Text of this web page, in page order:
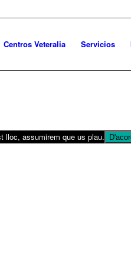
Centros Veteralia Servicios
lloc, assumirem que us plau.